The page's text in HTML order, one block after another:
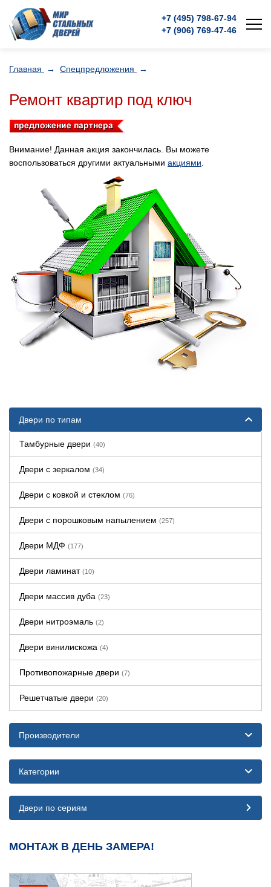
+7 (495) 798-67-94
+7 (906) 769-47-46
Главная → Спецпредложения →
Ремонт квартир под ключ
Внимание! Данная акция закончилась. Вы можете
воспользоваться другими актуальными акциями
Двери по типам
Тамбурные двери (40)
Двери с зеркалом (34)
Двери с ковкой и стеклом (76)
Двери с порошковым напылением (257)
Двери МДФ (177)
Двери ламинат (10)
Двери массив дуба (23)
Двери нитроэмаль (2)
Двери винилискожа (4)
Противопожарные двери (7)
Решетчатые двери (20)
Производители
Категории
Двери по сериям
МОНТАЖ В ДЕНЬ ЗАМЕРА!